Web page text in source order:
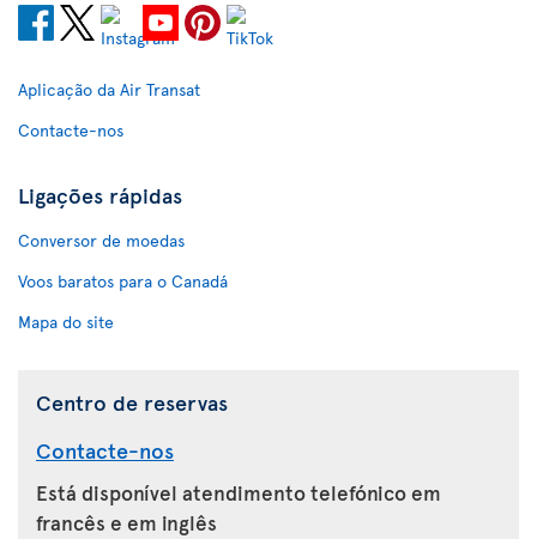
Aplicação da Air Transat
Contacte-nos
Ligações rápidas
Conversor de moedas
Voos baratos para o Canadá
Mapa do site
Centro de reservas
Contacte-nos
Está disponível atendimento telefónico em
francês e em inglês